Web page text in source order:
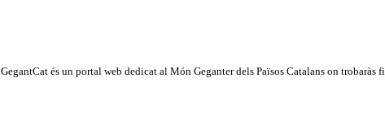
GegantCat és un portal web dedicat al Món Geganter dels Països Catalans on